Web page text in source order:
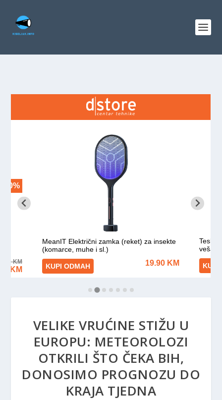
VELIKE VRUĆINE STIŽU U
EUROPU: METEOROLOZI
OTKRILI ŠTO ČEKA BIH,
DONOSIMO PROGNOZU DO
KRAJA TJEDNA